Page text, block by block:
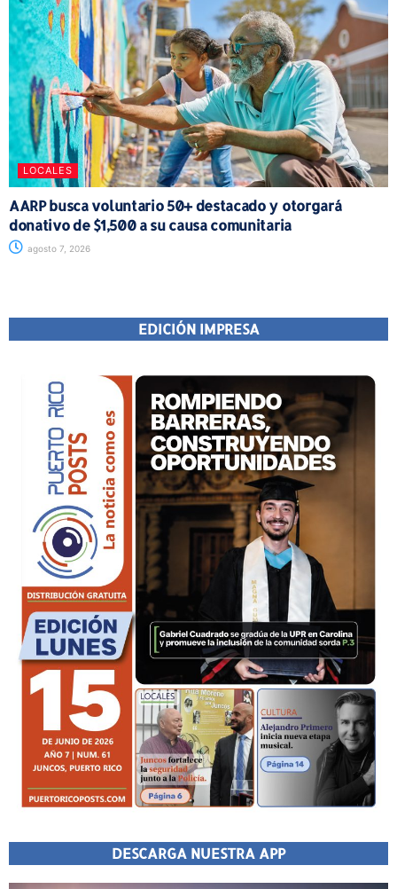
LOCALES
AARP busca voluntario 50+ destacado y otorgará
donativo de $1,500 a su causa comunitaria
agosto 7, 2026
EDICIÓN IMPRESA
DESCARGA NUESTRA APP